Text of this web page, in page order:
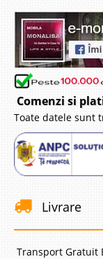
Comenzi si
Toate datele sunt
Livrare
Transport Gratuit